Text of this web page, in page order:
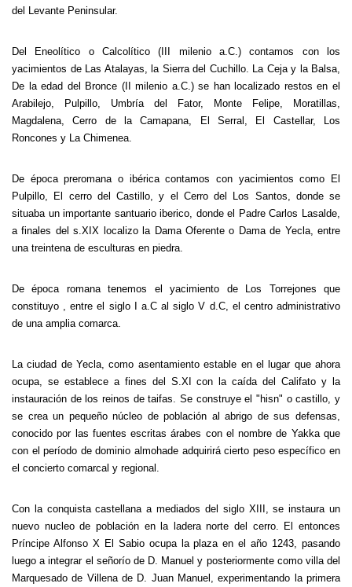
del Levante Peninsular.
Del Eneolítico o Calcolítico (III milenio a.C.) contamos con los
yacimientos de Las Atalayas, la Sierra del Cuchillo. La Ceja y la Balsa,
De la edad del Bronce (II milenio a.C.) se han localizado restos en el
Arabilejo, Pulpillo, Umbría del Fator, Monte Felipe, Moratillas,
Magdalena, Cerro de la Camapana, El Serral, El Castellar, Los
Roncones y La Chimenea.
De época preromana o ibérica contamos con yacimientos como El
Pulpillo, El cerro del Castillo, y el Cerro del Los Santos, donde se
situaba un importante santuario iberico, donde el Padre Carlos Lasalde,
a finales del s.XIX localizo la Dama Oferente o Dama de Yecla, entre
una treintena de esculturas en piedra.
De época romana tenemos el yacimiento de Los Torrejones que
constituyo , entre el siglo I a.C al siglo V d.C, el centro administrativo
de una amplia comarca.
La ciudad de Yecla, como asentamiento estable en el lugar que ahora
ocupa, se establece a fines del S.XI con la caída del Califato y la
instauración de los reinos de taifas. Se construye el "hisn" o castillo, y
se crea un pequeño núcleo de población al abrigo de sus defensas,
conocido por las fuentes escritas árabes con el nombre de Yakka que
con el período de dominio almohade adquirirá cierto peso específico en
el concierto comarcal y regional.
Con la conquista castellana a mediados del siglo XIII, se instaura un
nuevo nucleo de población en la ladera norte del cerro. El entonces
Príncipe Alfonso X El Sabio ocupa la plaza en el año 1243, pasando
luego a integrar el señorío de D. Manuel y posteriormente como villa del
Marquesado de Villena de D. Juan Manuel, experimentando la primera